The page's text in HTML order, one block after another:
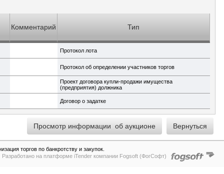
Комментарий Тип
Протокол лота
Протокол об определении участников торгов
Проект договора купли-продажи имущества
(предприятия) должника
Договор о задатке
торгов по банкротству и закупок.
Разработано на платформе iTender компании Fogsoft (ФогСофт)